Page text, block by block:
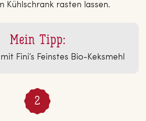
Kühlschrank rasten lassen.
Mein Tipp:
Fini’s Feinstes Bio-Keksmehl